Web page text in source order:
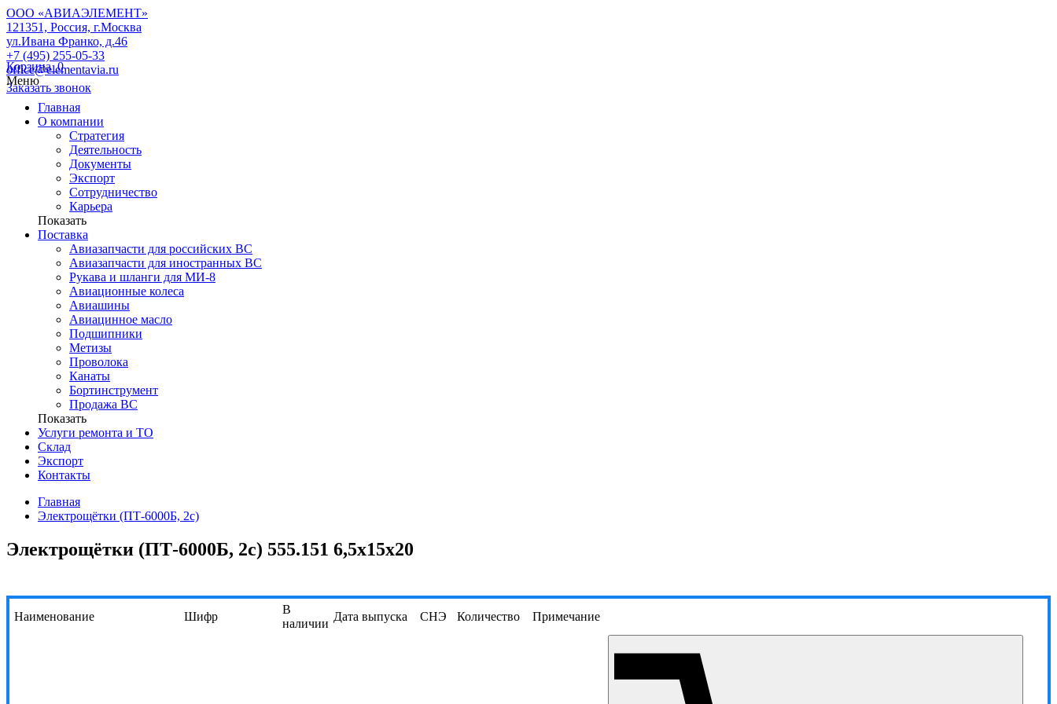
ООО «АВИАЭЛЕМЕНТ»
121351, Россия, г.Москва
ул.Ивана Франко, д.46
+7 (495) 255-05-33
office@elementavia.ru
Заказать звонок
Корзина0
Меню
Главная
О компании
Стратегия
Деятельность
Документы
Экспорт
Сотрудничество
Карьера
Показать
Поставка
Авиазапчасти для российских ВС
Авиазапчасти для иностранных ВС
Рукава и шланги для МИ-8
Авиационные колеса
Авиашины
Авиацинное масло
Подшипники
Метизы
Проволока
Канаты
Бортинструмент
Продажа ВС
Показать
Услуги ремонта и ТО
Склад
Экспорт
Контакты
Главная
Электрощётки (ПТ-6000Б, 2с)
Электрощётки (ПТ-6000Б, 2с) 555.151 6,5х15х20
Наименование Шифр
В
наличии
Дата выпуска СНЭ Количество Примечание